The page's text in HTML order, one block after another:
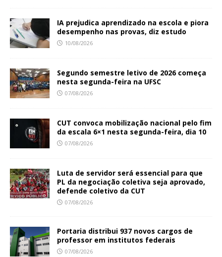
IA prejudica aprendizado na escola e piora
desempenho nas provas, diz estudo
10/08/2026
Segundo semestre letivo de 2026 começa
nesta segunda-feira na UFSC
07/08/2026
CUT convoca mobilização nacional pelo fim
da escala 6×1 nesta segunda-feira, dia 10
07/08/2026
Luta de servidor será essencial para que
PL da negociação coletiva seja aprovado,
defende coletivo da CUT
07/08/2026
Portaria distribui 937 novos cargos de
professor em institutos federais
07/08/2026